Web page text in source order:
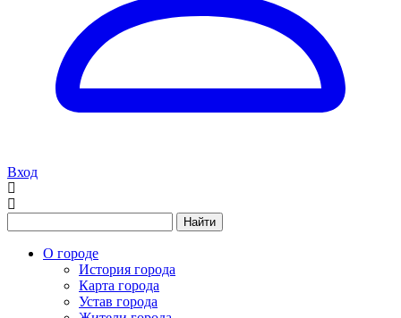
Вход
Найти
О городе
История города
Карта города
Устав города